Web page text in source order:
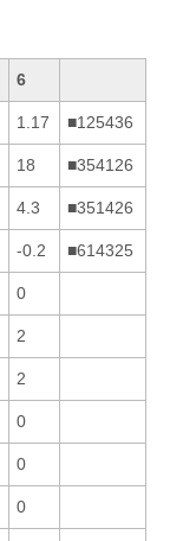
6
1.17 ■125436
18 ■354126
4.3 ■351426
-0.2 ■614325
0
2
2
0
0
0